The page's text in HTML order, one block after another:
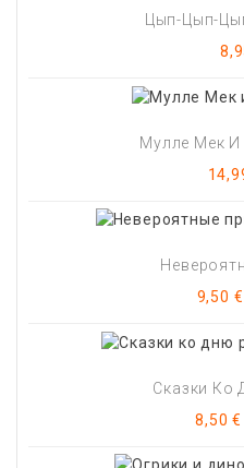
Цып-Цып-
Мулле Мек И
Цена
9,50 €
Сказки Ко
Цена
8,50 €